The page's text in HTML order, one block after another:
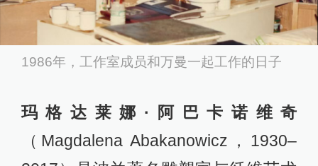
1986年，工作室成员和万曼一起工作的日子
玛格达莱娜·阿巴卡诺维奇
（Magdalena Abakanowicz，1930–